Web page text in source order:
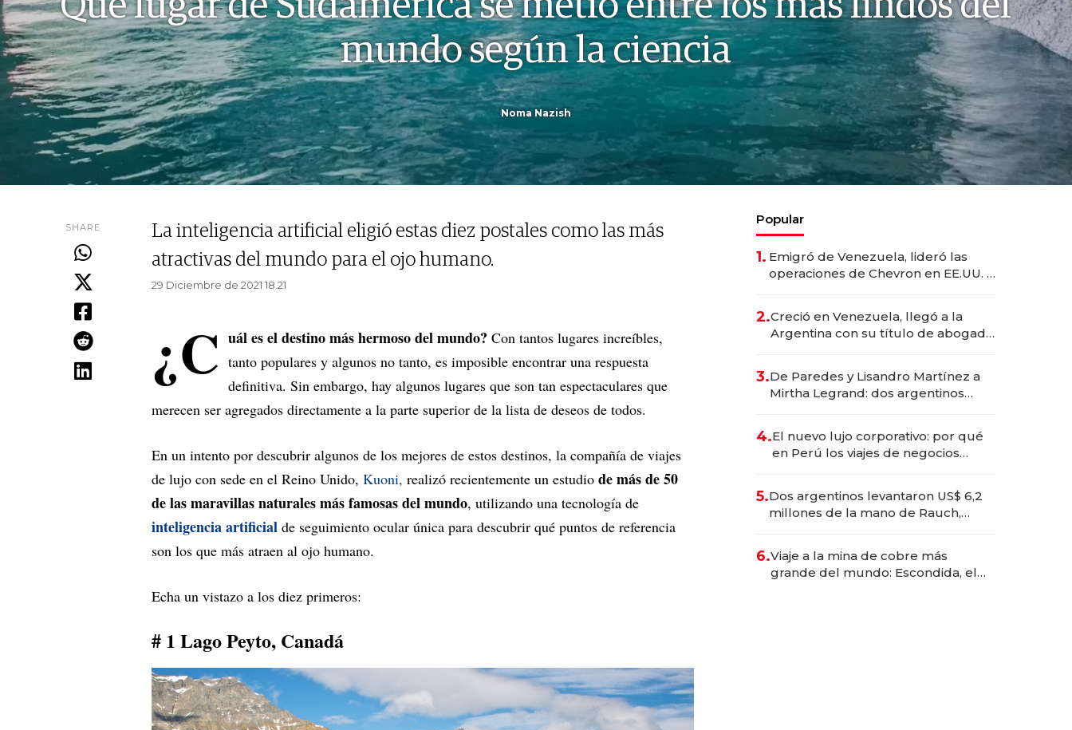
mundo según la ciencia
Noma Nazish
SHARE
La inteligencia artificial eligió estas diez postales como las más
atractivas del mundo para el ojo humano.
29 Diciembre de 2021 18.21
¿C uál es el destino más hermoso del mundo? Con tantos lugares increíbles,
tanto populares y algunos no tanto, es imposible encontrar una respuesta
definitiva. Sin embargo, hay algunos lugares que son tan espectaculares que
merecen ser agregados directamente a la parte superior de la lista de deseos de todos.
En un intento por descubrir algunos de los mejores de estos destinos, la compañía de viajes
de lujo con sede en el Reino Unido, Kuoni, realizó recientemente un estudio de más de 50
de las maravillas naturales más famosas del mundo, utilizando una tecnología de
inteligencia artificial de seguimiento ocular única para descubrir qué puntos de referencia
son los que más atraen al ojo humano.
Echa un vistazo a los diez primeros:
# 1 Lago Peyto, Canadá
Popular
1. Emigró de Venezuela, lideró las
operaciones de Chevron en EE.UU. y
2.Creció en Venezuela, llegó a la
Argentina con su título de abogado
marcas "fast premium"
3.De Paredes y Lisandro Martínez a
Mirtha Legrand: dos argentinos
4.El nuevo lujo corporativo: por qué
en Perú los viajes de negocios
transformadoras
5.Dos argentinos levantaron US$ 6,2
millones de la mano de Rauch,
6.Viaje a la mina de cobre más
grande del mundo: Escondida, el